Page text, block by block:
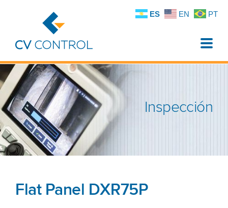
Toggle
Inspección
Flat Panel DXR75P
ES EN PT